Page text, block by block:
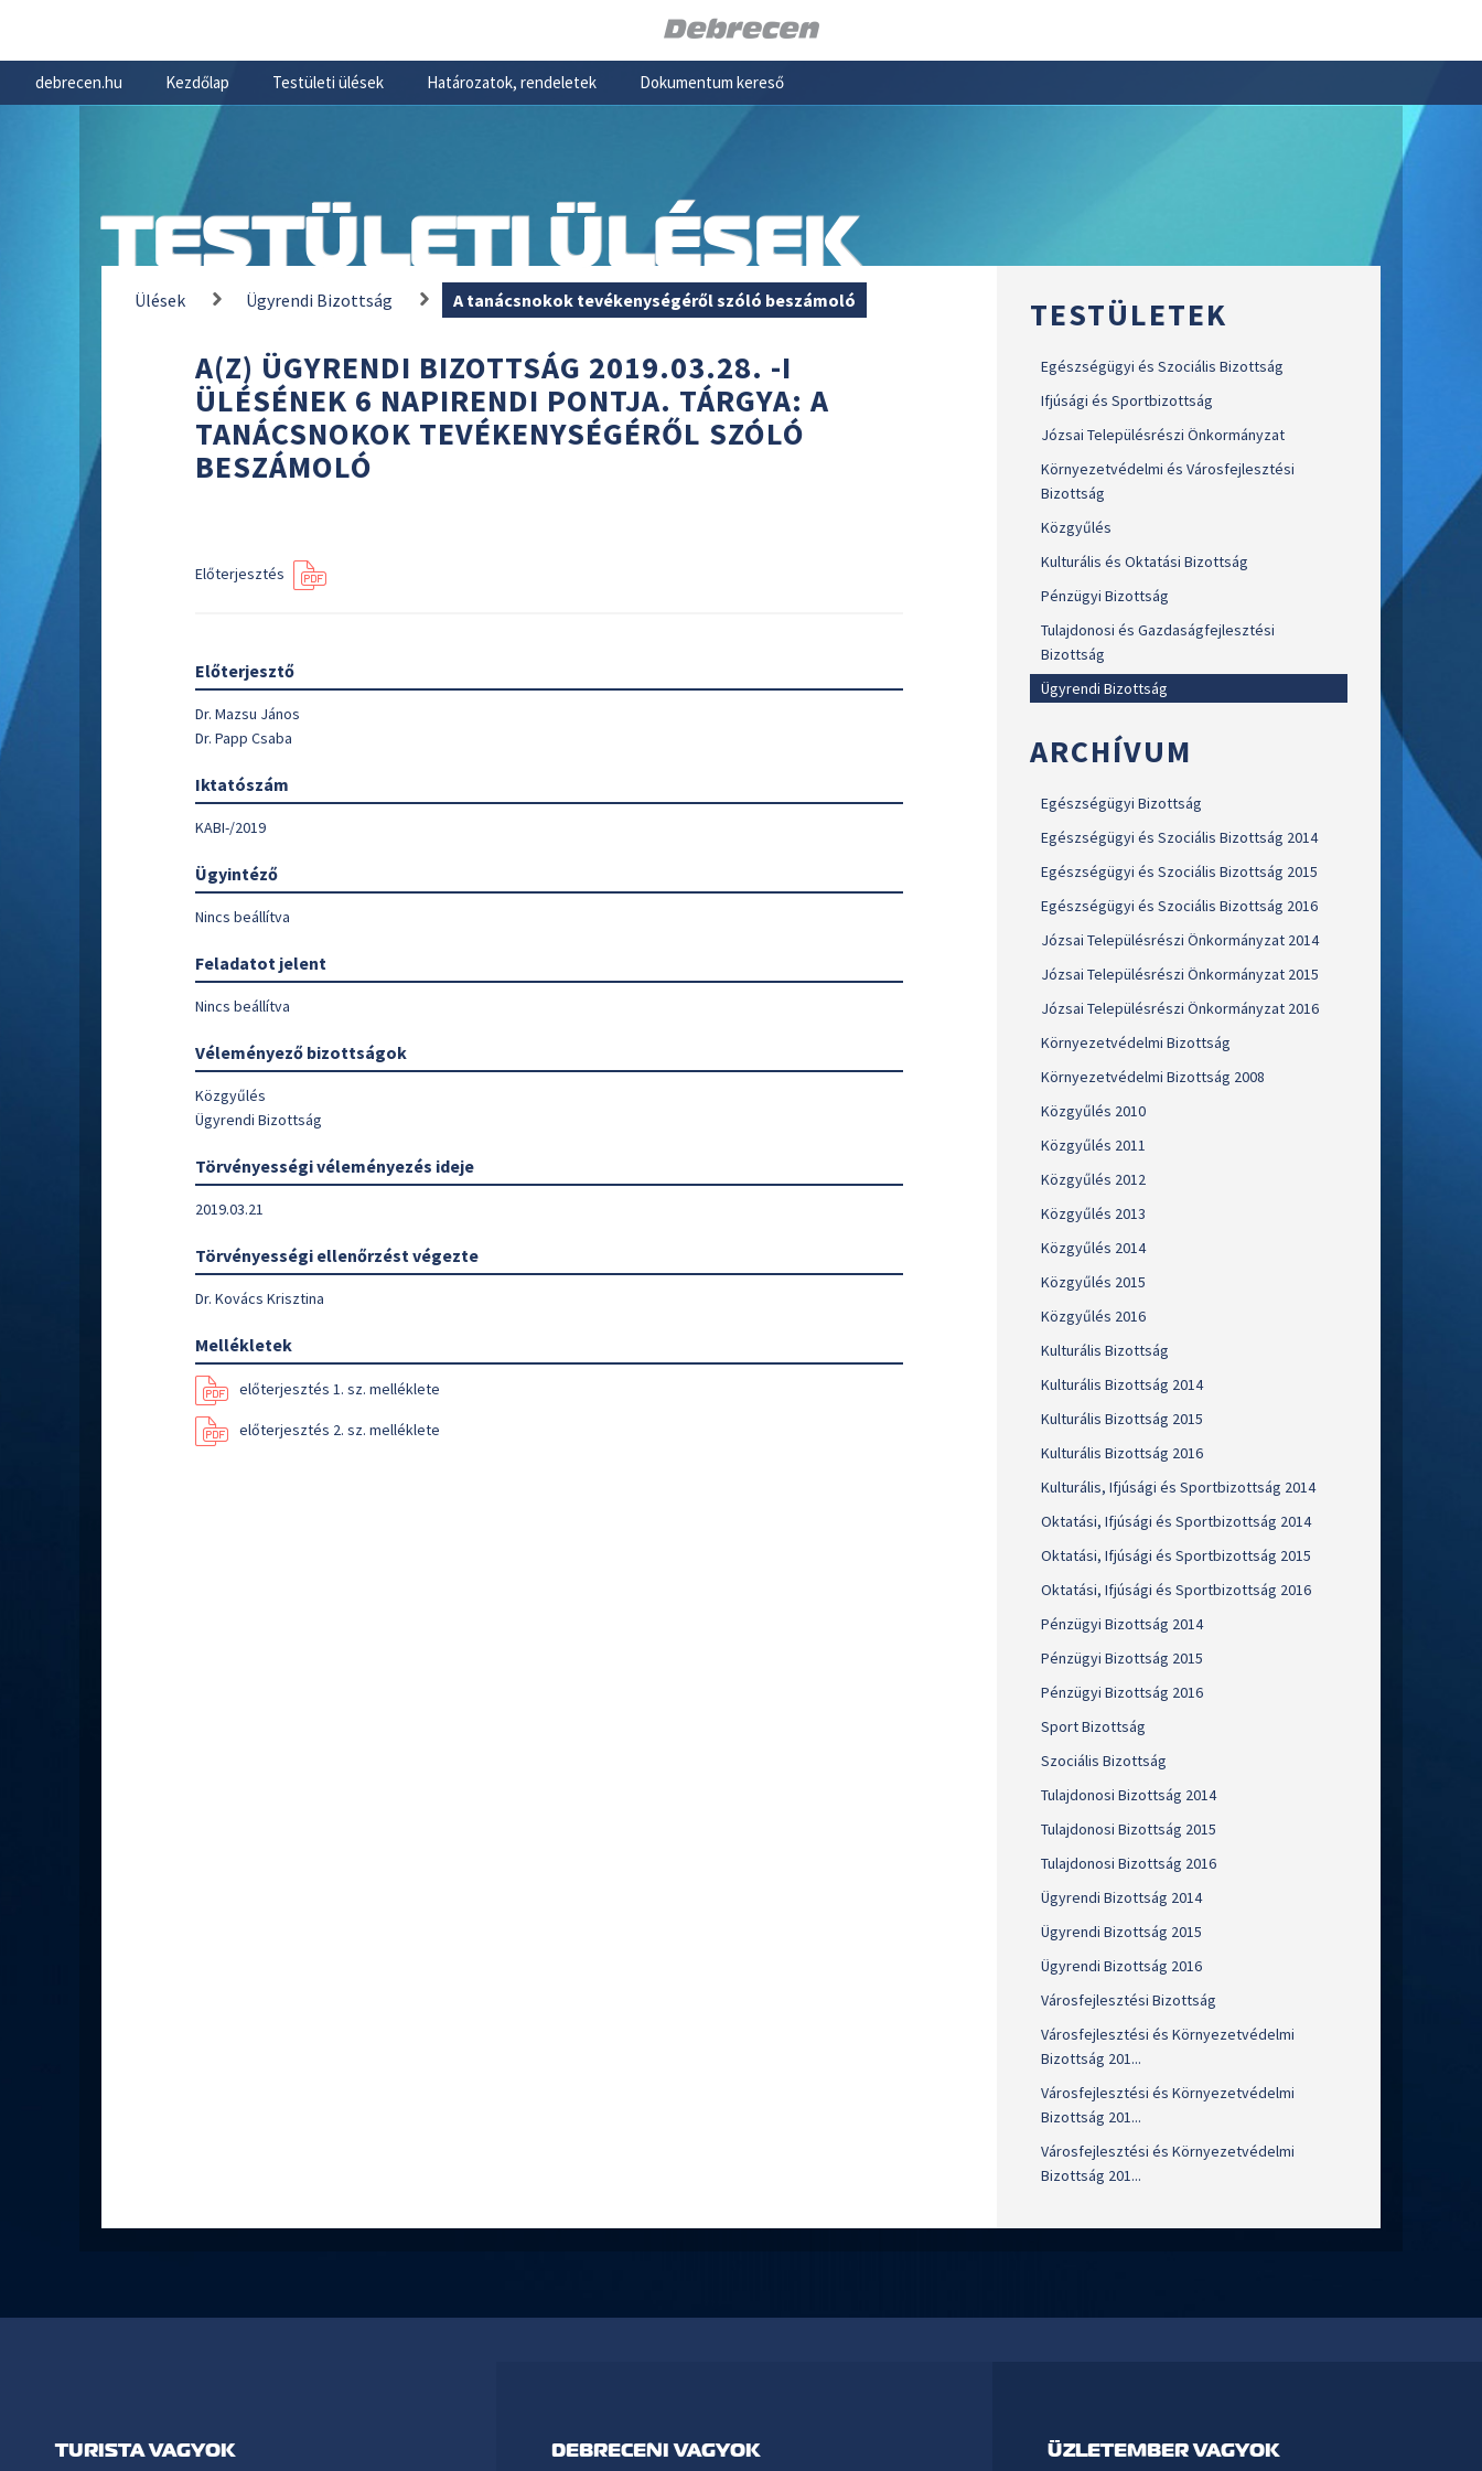
debrecen.hu Kezdőlap Testületi ülések Határozatok, rendeletek Dokumentum kereső
TESTÜLETI ÜLÉSEK
Ülések Ügyrendi Bizottság A tanácsnokok tevékenységéről szóló beszámoló
A(Z) ÜGYRENDI BIZOTTSÁG 2019.03.28. -I
ÜLÉSÉNEK 6 NAPIRENDI PONTJA. TÁRGYA: A
TANÁCSNOKOK TEVÉKENYSÉGÉRŐL SZÓLÓ
BESZÁMOLÓ
Előterjesztés
Előterjesztő
Dr. Mazsu János
Dr. Papp Csaba
Iktatószám
KABI-/2019
Ügyintéző
Nincs beállítva
Feladatot jelent
Nincs beállítva
Véleményező bizottságok
Közgyűlés
Ügyrendi Bizottság
Törvényességi véleményezés ideje
2019.03.21
Törvényességi ellenőrzést végezte
Dr. Kovács Krisztina
Mellékletek
előterjesztés 1. sz. melléklete
előterjesztés 2. sz. melléklete
TESTÜLETEK
Egészségügyi és Szociális Bizottság
Ifjúsági és Sportbizottság
Józsai Településrészi Önkormányzat
Környezetvédelmi és Városfejlesztési
Bizottság
Közgyűlés
Kulturális és Oktatási Bizottság
Pénzügyi Bizottság
Tulajdonosi és Gazdaságfejlesztési
Bizottság
Ügyrendi Bizottság
ARCHÍVUM
Egészségügyi Bizottság
Egészségügyi és Szociális Bizottság 2014
Egészségügyi és Szociális Bizottság 2015
Egészségügyi és Szociális Bizottság 2016
Józsai Településrészi Önkormányzat 2014
Józsai Településrészi Önkormányzat 2015
Józsai Településrészi Önkormányzat 2016
Környezetvédelmi Bizottság
Környezetvédelmi Bizottság 2008
Közgyűlés 2010
Közgyűlés 2011
Közgyűlés 2012
Közgyűlés 2013
Közgyűlés 2014
Közgyűlés 2015
Közgyűlés 2016
Kulturális Bizottság
Kulturális Bizottság 2014
Kulturális Bizottság 2015
Kulturális Bizottság 2016
Kulturális, Ifjúsági és Sportbizottság 2014
Oktatási, Ifjúsági és Sportbizottság 2014
Oktatási, Ifjúsági és Sportbizottság 2015
Oktatási, Ifjúsági és Sportbizottság 2016
Pénzügyi Bizottság 2014
Pénzügyi Bizottság 2015
Pénzügyi Bizottság 2016
Sport Bizottság
Szociális Bizottság
Tulajdonosi Bizottság 2014
Tulajdonosi Bizottság 2015
Tulajdonosi Bizottság 2016
Ügyrendi Bizottság 2014
Ügyrendi Bizottság 2015
Ügyrendi Bizottság 2016
Városfejlesztési Bizottság
Városfejlesztési és Környezetvédelmi
Bizottság 201...
Városfejlesztési és Környezetvédelmi
Bizottság 201...
Városfejlesztési és Környezetvédelmi
Bizottság 201...
TURISTA VAGYOK DEBRECENI VAGYOK ÜZLETEMBER VAGYOK